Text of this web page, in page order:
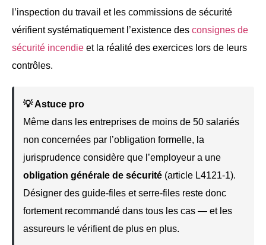
l’inspection du travail et les commissions de sécurité
vérifient systématiquement l’existence des consignes de
sécurité incendie et la réalité des exercices lors de leurs
contrôles.
💡 Astuce pro
Même dans les entreprises de moins de 50 salariés
non concernées par l’obligation formelle, la
jurisprudence considère que l’employeur a une
obligation générale de sécurité (article L4121-1).
Désigner des guide-files et serre-files reste donc
fortement recommandé dans tous les cas — et les
assureurs le vérifient de plus en plus.